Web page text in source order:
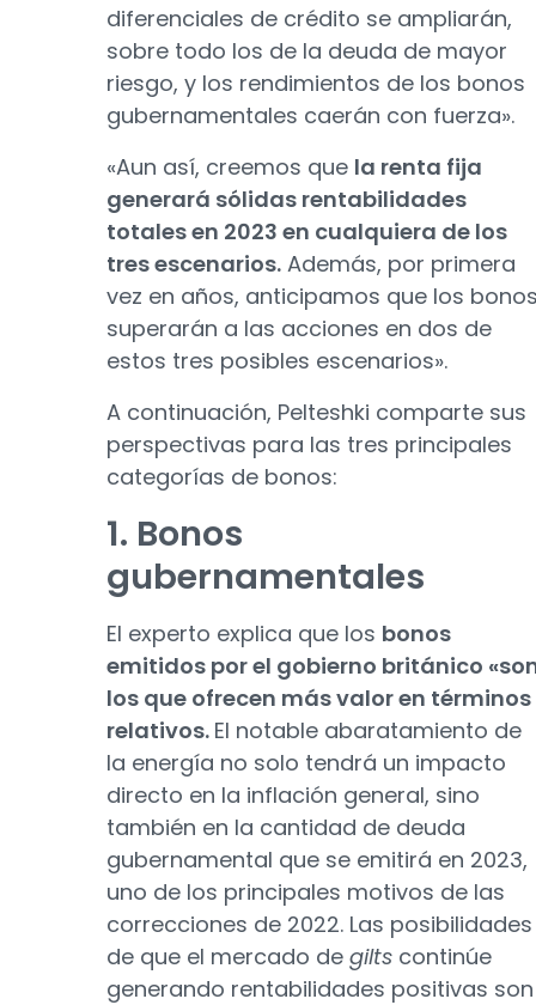
diferenciales de crédito se ampliarán,
sobre todo los de la deuda de mayor
riesgo, y los rendimientos de los bonos
gubernamentales caerán con fuerza».
«Aun así, creemos que la renta fija
generará sólidas rentabilidades
totales en 2023 en cualquiera de los
tres escenarios. Además, por primera
vez en años, anticipamos que los
superarán a las acciones en dos de
estos tres posibles escenarios».
A continuación, Pelteshki comparte sus
perspectivas para las tres principales
categorías de bonos:
1. Bonos
gubernamentales
El experto explica que los bonos
emitidos por el gobierno británico
los que ofrecen más valor en términos
relativos. El notable abaratamiento de
la energía no solo tendrá un impacto
directo en la inflación general, sino
también en la cantidad de deuda
gubernamental que se emitirá en 2023,
uno de los principales motivos de las
correcciones de 2022. Las posibilidades
de que el mercado de gilts continúe
generando rentabilidades positivas son